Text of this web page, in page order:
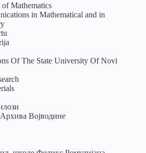
Mathematics
in Mathematical and in
Of The State University Of Novi
Војводине